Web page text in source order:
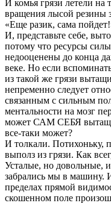
И комья грязи летели
вращения лысой резины
«Еще разик, сама
И, представьте себе,
потому что ресурсы
недооценены до конца
веке. Но если
из такой же грязи
непременно следует
связанным с сильным
ментальности на мозг
может САМ СЕБЯ
все-таки может?
И толкали. Потихоньку,
выполз из грязи. Как
Усталые, но довольные,
забрались мы в машину.
пределах прямой
скошенном поле